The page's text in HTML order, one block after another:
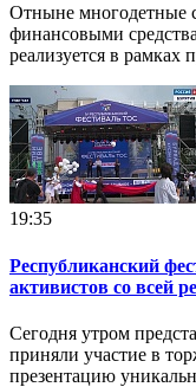
Отныне многодетные
финансовыми
реализуется в рамках
19:35
Республиканский
активистов со всей
Сегодня утром
приняли участие в
презентацию